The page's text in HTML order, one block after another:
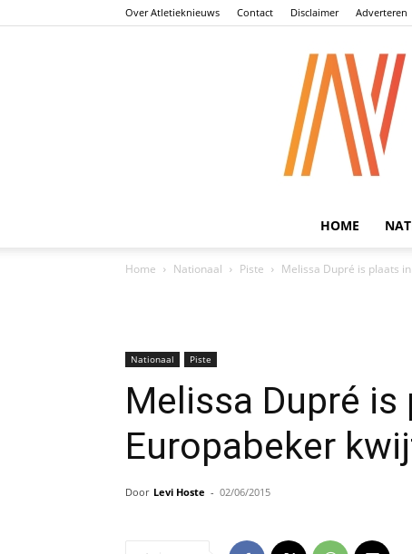
Over Atletieknieuws Contact Disclaimer Adverteren
HOME
Home Nationaal Piste Melissa Dupré is plaats
Nationaal Piste
Melissa Dupré is
Europabeker
Door Levi Hoste - 02/06/2015